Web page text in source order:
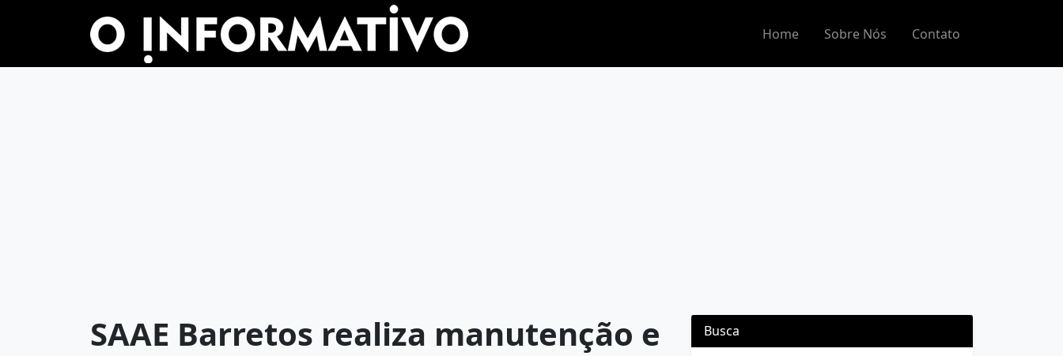
Home Sobre Nós Contato
SAAE Barretos realiza manutenção e
Busca